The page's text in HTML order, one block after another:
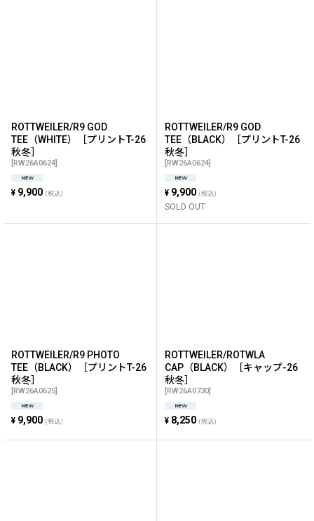
ROTTWEILER/R9 GOD
TEE（WHITE）［プリントT-26
秋冬］
[RW26A0624]
¥ 9,900 (税込)
ROTTWEILER/R9 GOD
TEE（BLACK）［プリントT-26
秋冬］
[RW26A0624]
¥ 9,900 (税込)
SOLD OUT
ROTTWEILER/R9 PHOTO
TEE（BLACK）［プリントT-26
秋冬］
[RW26A0625]
¥ 9,900 (税込)
ROTTWEILER/ROTWLA
CAP（BLACK）［キャップ-26
秋冬］
[RW26A0730]
¥ 8,250 (税込)